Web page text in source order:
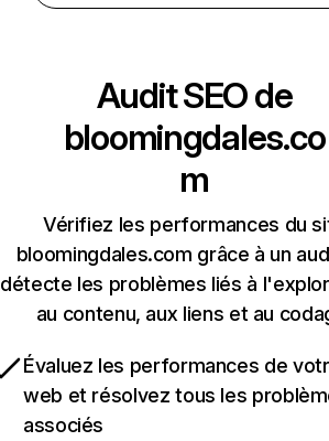
Audit SEO de
bloomingdales.co
m
Vérifiez les performances du
bloomingdales.com grâce à un
détecte les problèmes liés à
au contenu, aux liens et au
Évaluez les performances de
web et résolvez tous les
associés